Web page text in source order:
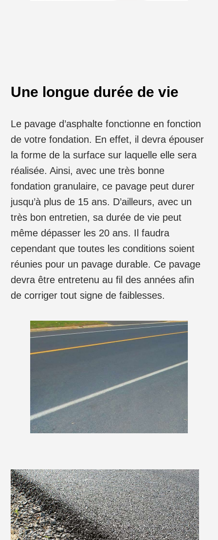
Une longue durée de vie
Le pavage d’asphalte fonctionne en fonction
de votre fondation. En effet, il devra épouser
la forme de la surface sur laquelle elle sera
réalisée. Ainsi, avec une très bonne
fondation granulaire, ce pavage peut durer
jusqu’à plus de 15 ans. D’ailleurs, avec un
très bon entretien, sa durée de vie peut
même dépasser les 20 ans. Il faudra
cependant que toutes les conditions soient
réunies pour un pavage durable. Ce pavage
devra être entretenu au fil des années afin
de corriger tout signe de faiblesses.